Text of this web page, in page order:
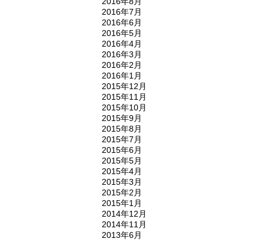
2016年7月
2016年6月
2016年5月
2016年4月
2016年3月
2016年2月
2016年1月
2015年12月
2015年11月
2015年10月
2015年9月
2015年8月
2015年7月
2015年6月
2015年5月
2015年4月
2015年3月
2015年2月
2015年1月
2014年12月
2014年11月
2013年6月